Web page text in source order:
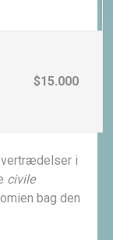
$15.000
i
civile
bag den